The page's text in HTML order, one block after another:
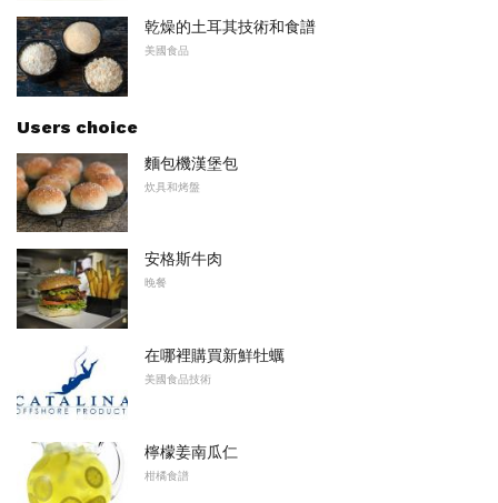
乾燥的土耳其技術和食譜
美國食品
Users choice
麵包機漢堡包
炊具和烤盤
安格斯牛肉
晚餐
在哪裡購買新鮮牡蠣
美國食品技術
檸檬姜南瓜仁
柑橘食譜